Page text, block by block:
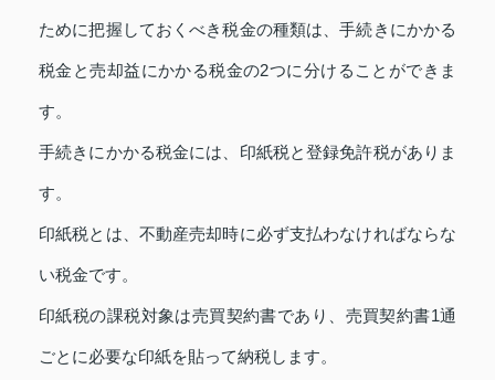
ために把握しておくべき税金の種類は、手続きにかかる
税金と売却益にかかる税金の2つに分けることができま
す。
手続きにかかる税金には、印紙税と登録免許税がありま
す。
印紙税とは、不動産売却時に必ず支払わなければならな
い税金です。
印紙税の課税対象は売買契約書であり、売買契約書1通
ごとに必要な印紙を貼って納税します。